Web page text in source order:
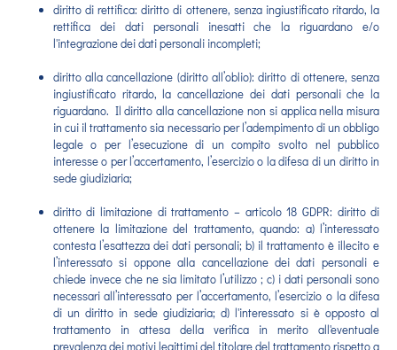
diritto di rettifica: diritto di ottenere, senza ingiustificato ritardo, la
rettifica dei dati personali inesatti che la riguardano e/o
l'integrazione dei dati personali incompleti;
diritto alla cancellazione (diritto all’oblio): diritto di ottenere, senza
ingiustificato ritardo, la cancellazione dei dati personali che la
riguardano. Il diritto alla cancellazione non si applica nella misura
in cui il trattamento sia necessario per l’adempimento di un obbligo
legale o per l’esecuzione di un compito svolto nel pubblico
interesse o per l’accertamento, l’esercizio o la difesa di un diritto in
sede giudiziaria;
diritto di limitazione di trattamento – articolo 18 GDPR: diritto di
ottenere la limitazione del trattamento, quando: a) l’interessato
contesta l’esattezza dei dati personali; b) il trattamento è illecito e
l’interessato si oppone alla cancellazione dei dati personali e
chiede invece che ne sia limitato l’utilizzo ; c) i dati personali sono
necessari all’interessato per l’accertamento, l’esercizio o la difesa
di un diritto in sede giudiziaria; d) l'interessato si è opposto al
trattamento in attesa della verifica in merito all'eventuale
prevalenza dei motivi legittimi del titolare del trattamento rispetto a